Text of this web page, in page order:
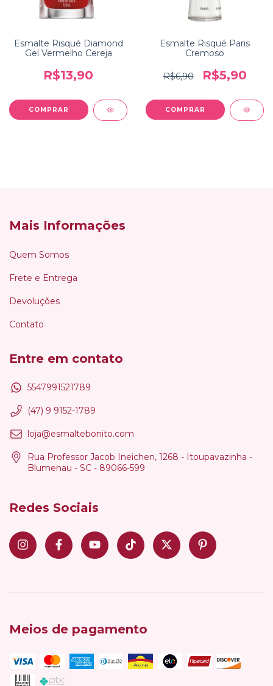
Esmalte Risqué Diamond
Gel Vermelho Cereja
R$13,90
Esmalte Risqué Paris
Cremoso
R$6,90 R$5,90
Mais Informações
Quem Somos
Frete e Entrega
Devoluções
Contato
Entre em contato
5547991521789
(47) 9 9152-1789
loja@esmaltebonito.com
Rua Professor Jacob Ineichen, 1268 - Itoupavazinha -
Blumenau - SC - 89066-599
Redes Sociais
Meios de pagamento